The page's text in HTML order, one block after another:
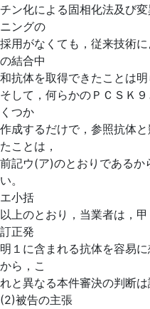
チン化による固相化法及び
ニングの
採用がなくても，従来技術
の結合中
和抗体を取得できたことは明
そして，何らかのＰＣＳＫ
くつか
作成するだけで，参照抗体
たことは，
前記ウ(ア)のとおりであるか
い。
エ小括
以上のとおり，当業者は，
訂正発
明１に含まれる抗体を容易
から，こ
れと異なる本件審決の判断は
(2)被告の主張